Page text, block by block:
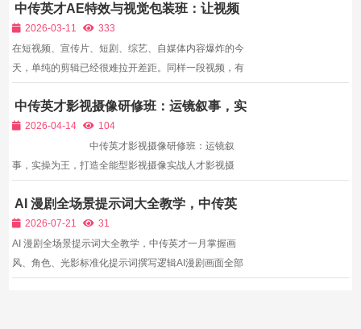
下影视市场不缺拍摄团队、不缺制作设备，稀缺的是懂
市场、懂受众、能落地、有创意的实战型编剧人才。很
多编剧...
中传英才AE特效与视觉包装班：让视频
更高级，让接单更有价
2026-03-11
333
在短视频、宣传片、短剧、综艺、自媒体内容爆炸的今
天，单纯的剪辑已经很难拉开差距。同样一段视频，有
字幕、动感特效、电影级合成——差别就在于AE视觉
包装能力。 AE，全称After Effects，是影视后期、视觉
中传英才影视摄像研修班：运镜叙事，实
操为王，打造全能型影视摄像实战人才
2026-04-14
104
中传英才影视摄像研修班：运镜叙
事，实操为王，打造全能型影视摄像实战人才影视摄
的核心环节，是连接创作构思与影像呈现的关键桥梁。
一名优秀的影视摄像师，不仅要熟练操作各类摄...
AI 漫剧全场景提示词大全教学，中传英
才一月掌握画风、角色、光影标准化提示
词撰写逻辑
2026-07-21
31
AI 漫剧全场景提示词大全教学，中传英才一月掌握画
风、角色、光影标准化提示词撰写逻辑AI漫剧画面全部